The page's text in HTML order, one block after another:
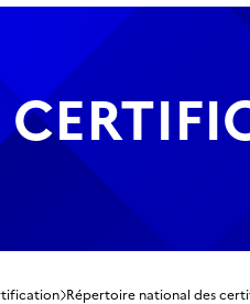
Répertoire national des